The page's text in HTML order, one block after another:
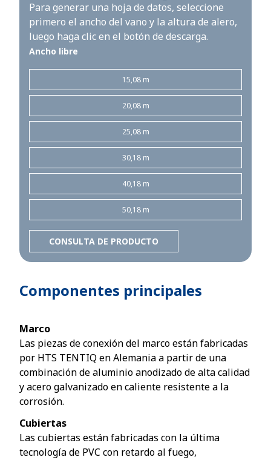
Para generar una hoja de datos, seleccione
primero el ancho del vano y la altura de alero,
luego haga clic en el botón de descarga.
Ancho libre
15,08 m
20,08 m
25,08 m
30,18 m
40,18 m
50,18 m
CONSULTA DE PRODUCTO
Componentes principales
Marco
Las piezas de conexión del marco están fabricadas
por HTS TENTIQ en Alemania a partir de una
combinación de aluminio anodizado de alta calidad
y acero galvanizado en caliente resistente a la
corrosión.
Cubiertas
Las cubiertas están fabricadas con la última
tecnología de PVC con retardo al fuego,